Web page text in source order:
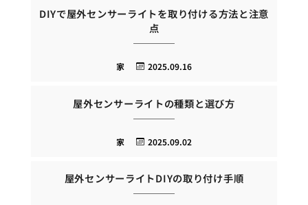
DIYで屋外センサーライトを取り付ける方法と注意
点
2025.09.16
家
屋外センサーライトの種類と選び方
2025.09.02
家
屋外センサーライトDIYの取り付け手順